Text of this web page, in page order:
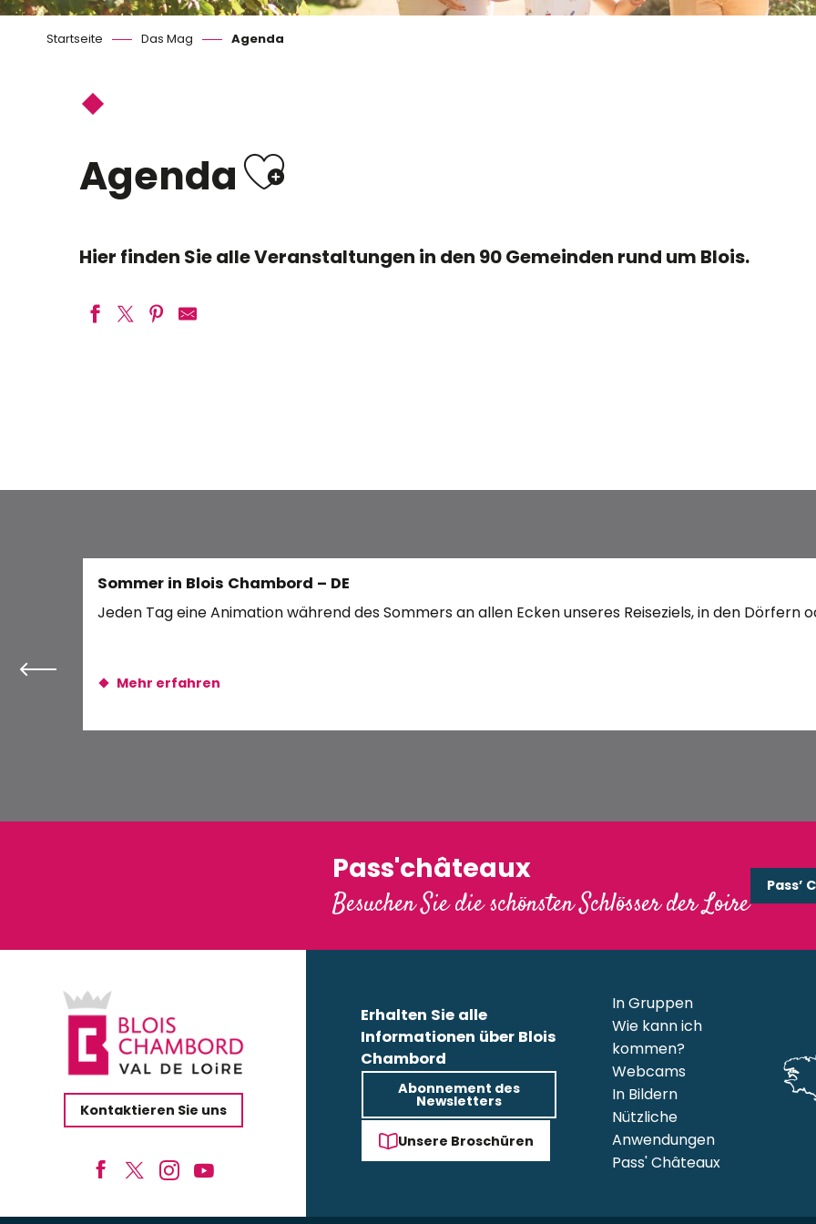
Startseite Das Mag Agenda
AgendaAjouter aux favoris
Hier finden Sie alle Veranstaltungen in den 90 Gemeinden rund um Blois.
Fête de la Petite Cité de Caractère
Le plus petit festival international de la gastronomie locale
Sommer in Blois Chambord – DE
Jeden Tag eine Animation während des Sommers an allen Ecken unseres Reiseziels, in den Dörfern
Mehr erfahren
Pass'châteaux
Besuchen Sie die schönsten Schlösser der Loire
Pass’
Kontaktieren Sie uns
Erhalten Sie alle
Informationen über Blois
Chambord
Abonnement des
Newsletters
Unsere Broschüren
In Gruppen
Wie kann ich
kommen?
Webcams
In Bildern
Nützliche
Anwendungen
Pass' Châteaux